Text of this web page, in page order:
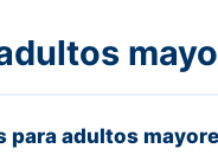
para adultos